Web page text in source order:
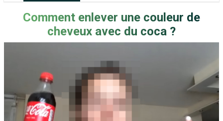
Comment enlever une couleur de
cheveux avec du coca ?